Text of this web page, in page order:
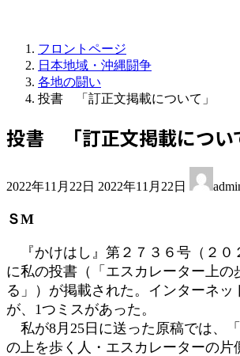
フロントページ
日本地域・沖縄闘争
各地の闘い
投書 「訂正文掲載について」
投書 「訂正文掲載につい
2022年11月22日 終
時
:
2022年11月22日
ＳМ
『かけはし』第２７３６号（２０
に私の投書（「エスカレーター上の
る」）が掲載された。インターネッ
が、1つミスがあった。
私が8月25日に送った原稿では、
の上を歩く人・エスカレーターの片